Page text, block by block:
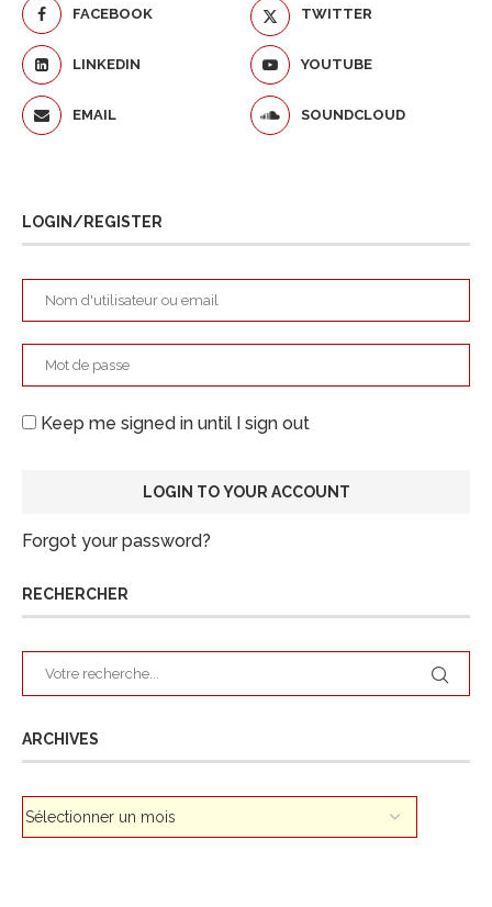
FACEBOOK TWITTER
LINKEDIN YOUTUBE
EMAIL SOUNDCLOUD
LOGIN/REGISTER
Keep me signed in until I sign out
Forgot your password?
RECHERCHER
ARCHIVES